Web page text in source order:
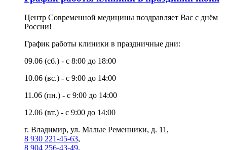
Центр Современной медицины поздравляет Вас с днём
России!
График работы клиники в праздничные дни:
09.06 (сб.) - с 8:00 до 18:00
10.06 (вс.) - с 9:00 до 14:00
11.06 (пн.) - с 9:00 до 14:00
12.06 (вт.) - с 9:00 до 14:00
г. Владимир, ул. Малые Ременники, д. 11,
8 930 221-45-63,
8 904 256-43-49,